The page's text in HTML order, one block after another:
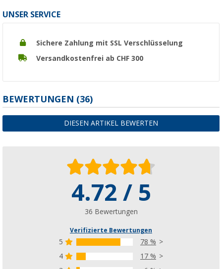
UNSER SERVICE
Sichere Zahlung mit SSL Verschlüsselung
Versandkostenfrei ab CHF 300
BEWERTUNGEN (36)
DIESEN ARTIKEL BEWERTEN
4.72 / 5
36 Bewertungen
Verifizierte Bewertungen
5
78 %
4
17 %